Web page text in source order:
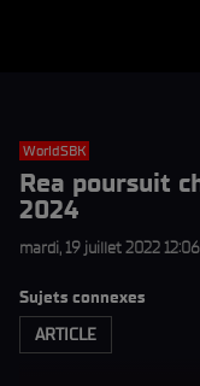
WorldSBK
Rea poursuit
2024
mardi, 19 juillet 2022
Sujets connexes
ARTICLE